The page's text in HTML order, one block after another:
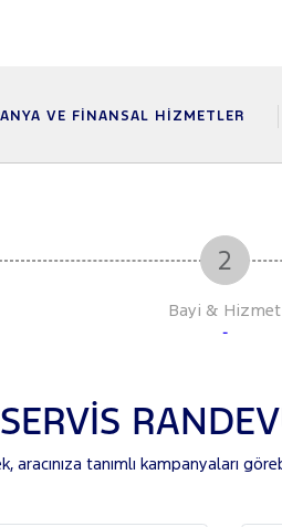
VE FINANSAL HIZMETLER
Bayi & Hizmet
-
SERVİS
aracınıza tanımlı kampanyaları